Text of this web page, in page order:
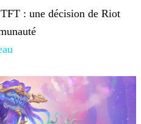
: une décision de Riot